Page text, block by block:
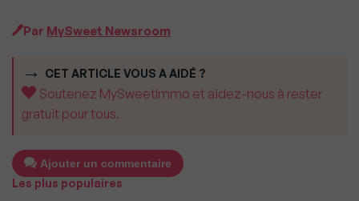
Par MySweet Newsroom
CET ARTICLE VOUS A AIDÉ ?
Soutenez MySweetImmo et aidez-nous à rester
gratuit pour tous.
Ajouter un commentaire
Les plus populaires